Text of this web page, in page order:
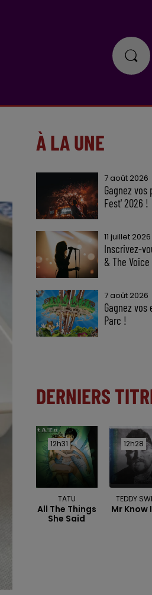
À LA UNE
7 août 2026
Gagnez vos
Fest' 2026 !
11 juillet 2026
Inscrivez-
& The
7 août 2026
Gagnez vos
Parc !
DERNIERS
12h31
12h31
TATU
All The Things
She Said
12h28
12h28
TEDDY
Mr Know